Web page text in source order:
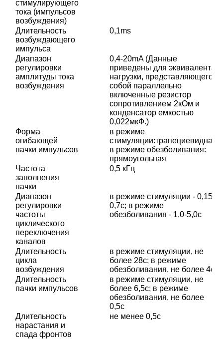
стимулирующего
тока (импульсов
возбуждения)
Длительность
возбуждающего
импульса
0,1ms
Диапазон
регулировки
амплитуды тока
возбуждения
0,4-20mA (Данные
приведены для эквивалента
нагрузки, представляющего
собой параллельно
включенные резистор
сопротивлением 2кОм и
конденсатор емкостью
0,022мкФ.)
Форма
огибающей
пачки импульсов
в режиме
стимуляции:трапециевидная;
в режиме обезболивания:
прямоугольная
Частота
заполнения
пачки
0,5 кГц
Диапазон
регулировки
частоты
циклического
переключения
каналов
в режиме стимуляции - 0,15-
0,7с; в режиме
обезболивания - 1,0-5,0с
Длительность
цикла
возбуждения
в режиме стимуляции, не
более 28с; в режиме
обезболивания, не более 4с
Длительность
пачки импульсов
в режиме стимуляции, не
более 6,5с; в режиме
обезболивания, не более
0,5с
Длительность
нарастания и
спада фронтов
не менее 0,5с